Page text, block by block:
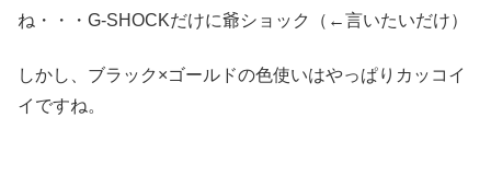
ね・・・G-SHOCKだけに爺ショック（←言いたいだけ）
しかし、ブラック×ゴールドの色使いはやっぱりカッコイ
イですね。